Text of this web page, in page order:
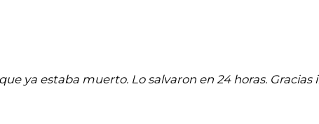
ya estaba muerto. Lo salvaron en 24 horas. Gracias